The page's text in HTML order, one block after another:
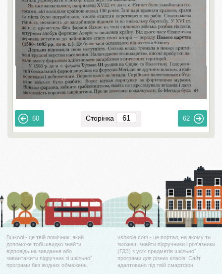
60 Сторінка 62
Вшколі - це твій помічник, який
допоможе тобі швидко знайти
відповідь на завдання або
завантажити підручник зі шкільної
програми без жодних обмежень.
vshkole.com - це портал, на якому ти
зможеш знайти підручники і роз'язники
(ГДЗ) з усіх предметів шкільної
програми для різних класів. Сайт
адаптовано під твій смартфон.